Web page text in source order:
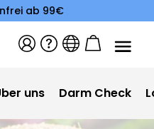
ab 99€
uns Darm Check